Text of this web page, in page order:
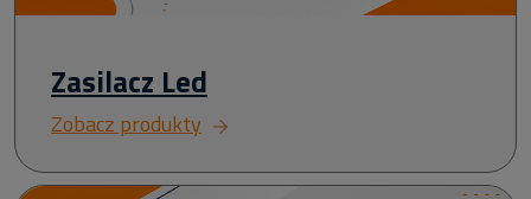
Zasilacz Led
Zobacz produkty